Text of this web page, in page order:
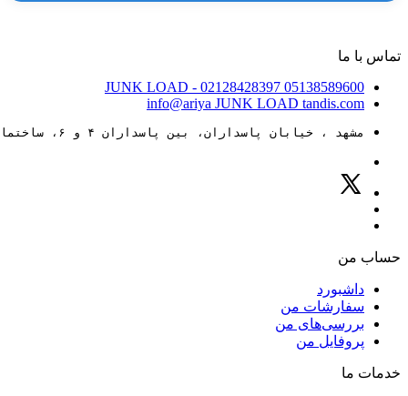
تماس با ما
05138589600
JUNK LOAD - 02128428397
info@ariya JUNK LOAD tandis.com
مشهد ، خیابان پاسداران، بین پاسداران ۴ و ۶، ساختمان ۸۸
حساب من
داشبورد
سفارشات من
بررسی‌های من
پروفایل من
خدمات ما